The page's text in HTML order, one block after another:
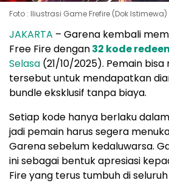
Foto : Iliustrasi Game Frefire (Dok Istimewa)
JAKARTA – Garena kembali
Free Fire dengan32 kode
Selasa (21/10/2025). Pemain
tersebut untuk mendapatkan
bundle eksklusif tanpa biaya.
Setiap kode hanya berlaku
jadi pemain harus segera
Garena sebelum kedaluwarsa.
ini sebagai bentuk apresiasi
Fire yang terus tumbuh di seluruh